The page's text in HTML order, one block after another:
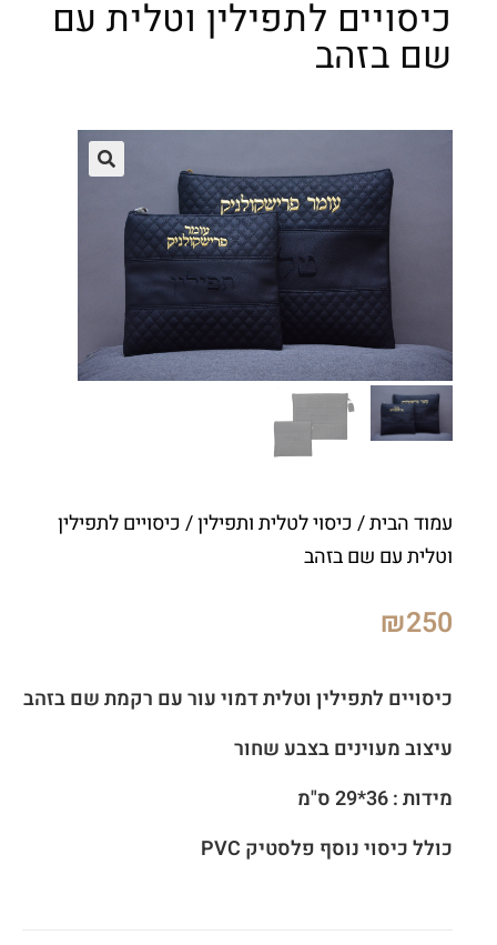
כיסויים לתפילין וטלית עם
שם בזהב
עמוד הבית/כיסוי לטלית ותפילין/ כיסויים לתפילין
וטלית עם שם בזהב
₪250
כיסויים לתפילין וטלית דמוי עור עם רקמת שם בזהב
עיצוב מעוינים בצבע שחור
מידות : 36*29 ס"מ
כולל כיסוי נוסף פלסטיק PVC